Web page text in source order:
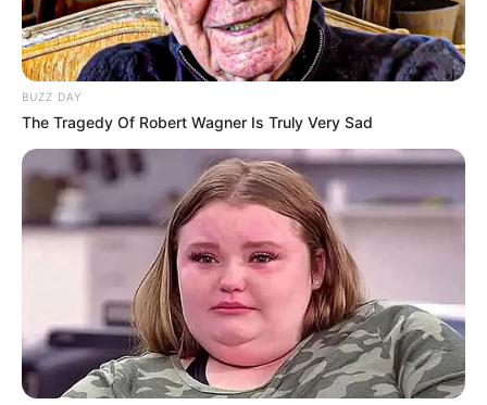
BUZZ DAY
The Tragedy Of Robert Wagner Is Truly Very Sad